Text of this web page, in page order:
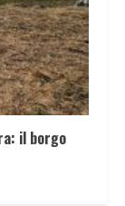
il borgo